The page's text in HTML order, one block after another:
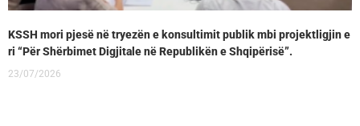
KSSH mori pjesë në tryezën e konsultimit publik mbi projektligjin e
ri “Për Shërbimet Digjitale në Republikën e Shqipërisë”.
23/07/2026